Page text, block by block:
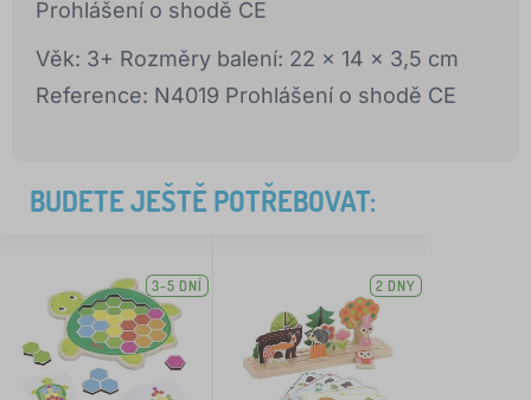
Prohlášení o shodě CE
Věk: 3+ Rozměry balení: 22 x 14 x 3,5 cm
Reference: N4019 Prohlášení o shodě CE
BUDETE JEŠTĚ POTŘEBOVAT:
3-5 DNÍ 2 DNY